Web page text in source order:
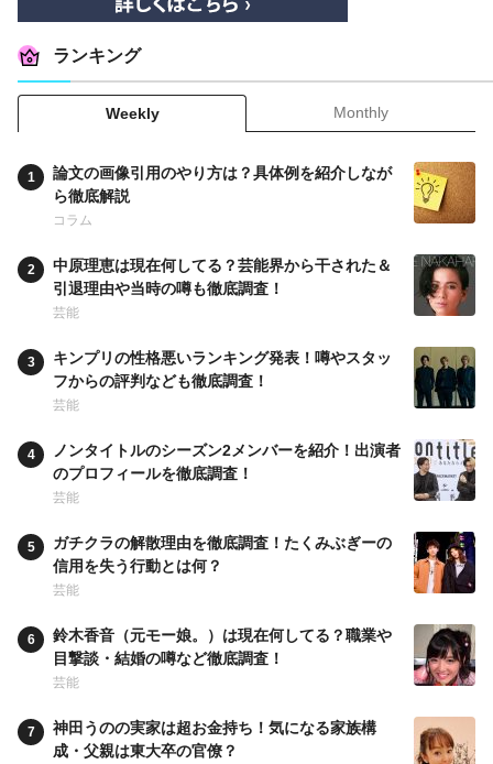
ランキング
Weekly Monthly
論文の画像引用のやり方は？具体例を紹介しなが
ら徹底解説
コラム
中原理恵は現在何してる？芸能界から干された＆
引退理由や当時の噂も徹底調査！
芸能
キンプリの性格悪いランキング発表！噂やスタッ
フからの評判なども徹底調査！
芸能
ノンタイトルのシーズン2メンバーを紹介！出演者
のプロフィールを徹底調査！
芸能
ガチクラの解散理由を徹底調査！たくみぶぎーの
信用を失う行動とは何？
芸能
鈴木香音（元モー娘。）は現在何してる？職業や
目撃談・結婚の噂など徹底調査！
芸能
神田うのの実家は超お金持ち！気になる家族構
成・父親は東大卒の官僚？